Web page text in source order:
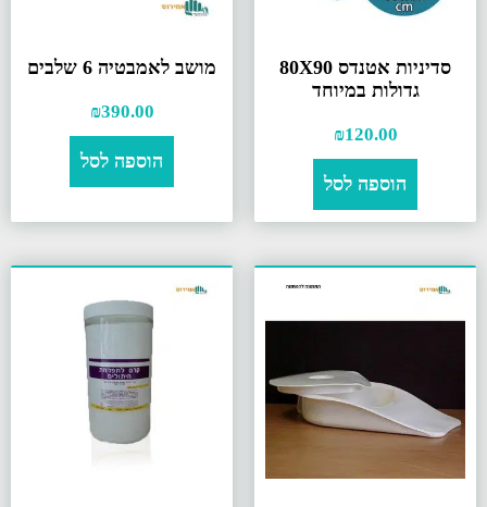
סדיניות אטנדס 80X90
גדולות במיוחד
₪120.00
הוספה לסל
מושב לאמבטיה 6 שלבים
₪390.00
הוספה לסל